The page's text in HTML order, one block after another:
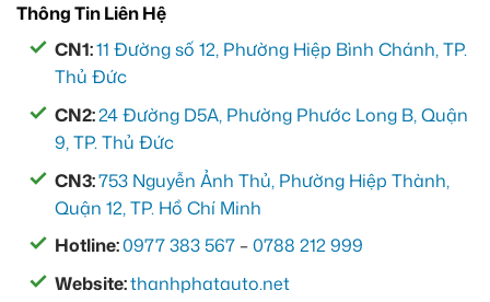
Thông Tin Liên Hệ
CN1:11 Đường số 12, Phường Hiệp Bình Chánh, TP.
Thủ Đức
CN2:24 Đường D5A, Phường Phước Long B, Quận
9, TP. Thủ Đức
CN3:753 Nguyễn Ảnh Thủ, Phường Hiệp Thành,
Quận 12, TP. Hồ Chí Minh
Hotline:0977 383 567 –0788 212 999
Website:thanhphatauto.net